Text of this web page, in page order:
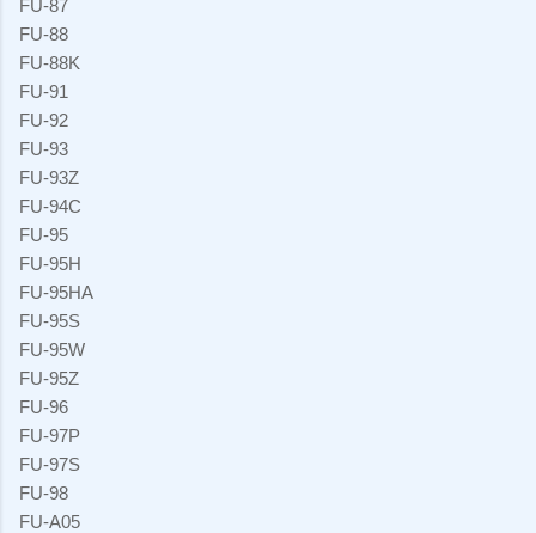
FU-87
FU-88
FU-88K
FU-91
FU-92
FU-93
FU-93Z
FU-94C
FU-95
FU-95H
FU-95HA
FU-95S
FU-95W
FU-95Z
FU-96
FU-97P
FU-97S
FU-98
FU-A05